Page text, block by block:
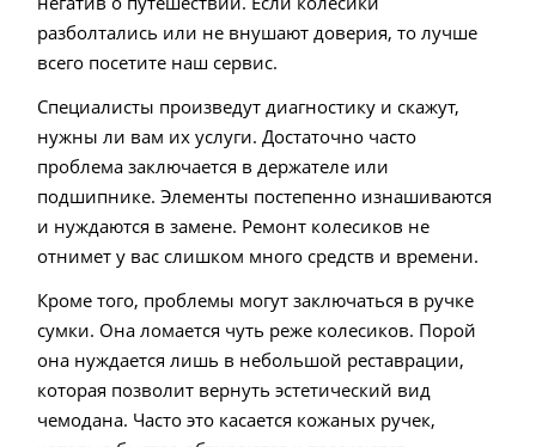
разболтались или не внушают доверия, то лучше
всего посетите наш сервис.
Специалисты произведут диагностику и скажут,
нужны ли вам их услуги. Достаточно часто
проблема заключается в держателе или
подшипнике. Элементы постепенно изнашиваются
и нуждаются в замене. Ремонт колесиков не
отнимет у вас слишком много средств и времени.
Кроме того, проблемы могут заключаться в ручке
сумки. Она ломается чуть реже колесиков. Порой
она нуждается лишь в небольшой реставрации,
которая позволит вернуть эстетический вид
чемодана. Часто это касается кожаных ручек,